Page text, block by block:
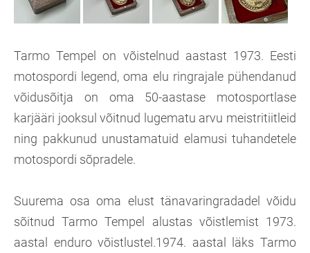
Tarmo Tempel on võistelnud aastast 1973. Eesti
motospordi legend, oma elu ringrajale pühendanud
võidusõitja on oma 50-aastase motosportlase
karjääri jooksul võitnud lugematu arvu meistritiitleid
ning pakkunud unustamatuid elamusi tuhandetele
motospordi sõpradele.
Suurema osa oma elust tänavaringradadel võidu
sõitnud Tarmo Tempel alustas võistlemist 1973.
aastal enduro võistlustel.1974. aastal läks Tarmo